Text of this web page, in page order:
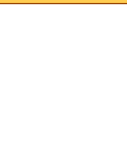
sessione conclusiva